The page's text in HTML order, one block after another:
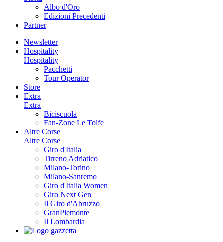
Albo d'Oro
Edizioni Precedenti
Partner
Newsletter
Hospitality
Hospitality
Pacchetti
Tour Operator
Store
Extra
Extra
Biciscuola
Fan-Zone Le Tolfe
Altre Corse
Altre Corse
Giro d'Italia
Tirreno Adriatico
Milano-Torino
Milano-Sanremo
Giro d'Italia Women
Giro Next Gen
Il Giro d'Abruzzo
GranPiemonte
Il Lombardia